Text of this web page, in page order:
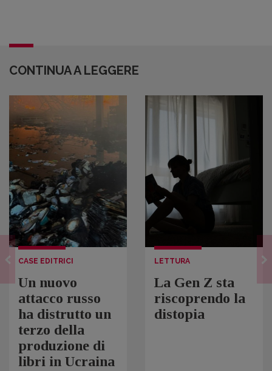
CONTINUA A LEGGERE
CASE EDITRICI
Un nuovo
attacco russo
ha distrutto un
terzo della
produzione di
libri in Ucraina
LETTURA
La Gen Z sta
riscoprendo la
distopia